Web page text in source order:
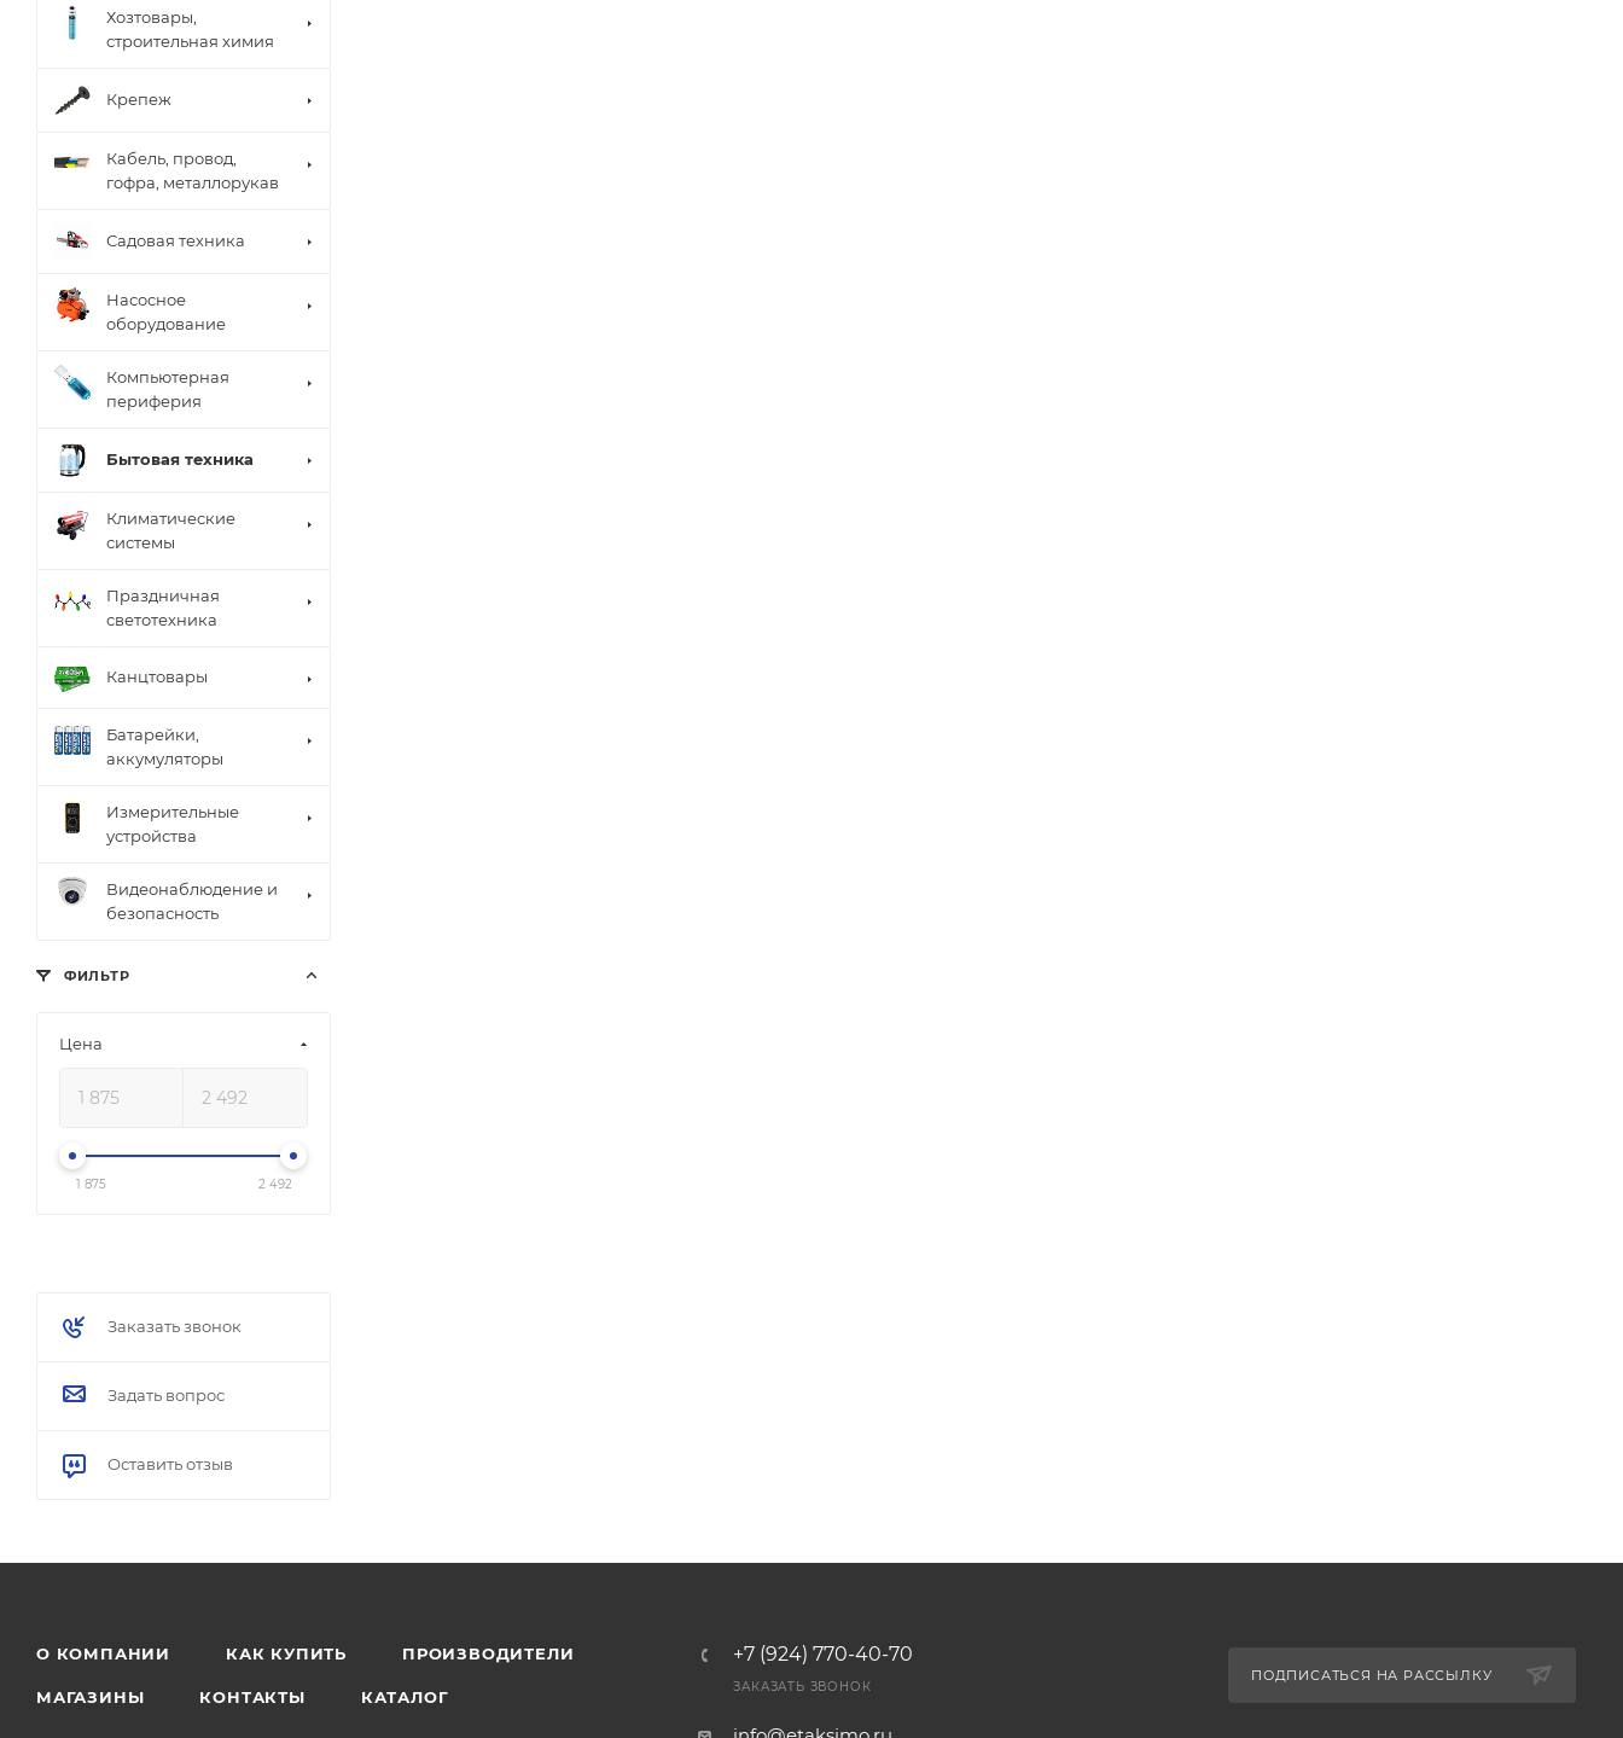
Хозтовары,
строительная химия
Крепеж
Кабель, провод,
гофра, металлорукав
Садовая техника
Насосное
оборудование
Компьютерная
периферия
Бытовая техника
Климатические
системы
Праздничная
светотехника
Канцтовары
Батарейки,
аккумуляторы
Измерительные
устройства
Видеонаблюдение и
безопасность
ФИЛЬТР
Цена
1 875 2 492
Заказать звонок
Задать вопрос
Оставить отзыв
О КОМПАНИИ КАК КУПИТЬ ПРОИЗВОДИТЕЛИ
МАГАЗИНЫ КОНТАКТЫ КАТАЛОГ
+7 (924) 770-40-70
ЗАКАЗАТЬ ЗВОНОК
ПОДПИСАТЬСЯ НА РАССЫЛКУ